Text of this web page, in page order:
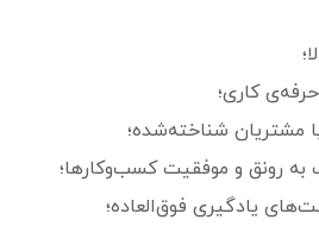
کاری؛
مشتریان شناخته‌شده؛
رونق و موفقیت کسب‌وکارها؛
یادگیری فوق‌العاده؛